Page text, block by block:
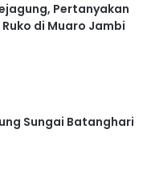
Pertanyakan
di Muaro Jambi
Sungai Batanghari